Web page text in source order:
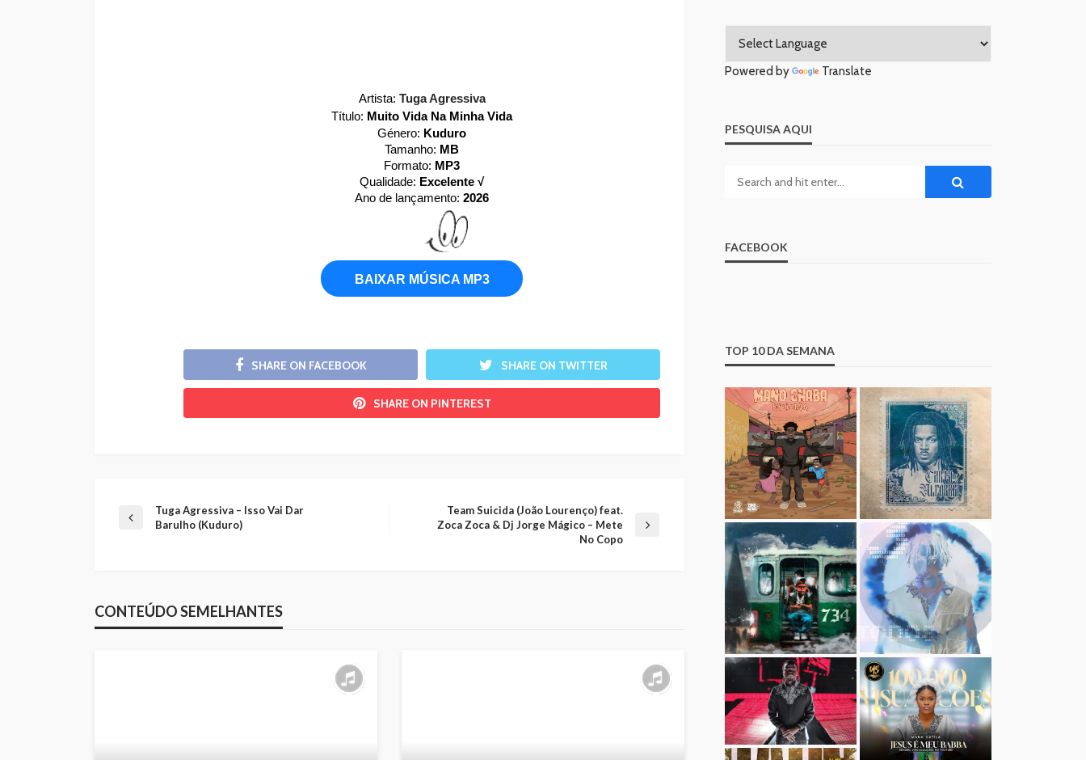
Artista: Tuga Agressiva
Título: Muito Vida Na Minha Vida
Género: Kuduro
Tamanho: MB
Formato: MP3
Qualidade: Excelente √
Ano de lançamento: 2026
BAIXAR MÚSICA MP3
SHARE ON FACEBOOK SHARE ON TWITTER
SHARE ON PINTEREST
Tuga Agressiva – Isso Vai Dar
Barulho (Kuduro)
Team Suicida (João Lourenço) feat.
Zoca Zoca & Dj Jorge Mágico – Mete
No Copo
CONTEÚDO SEMELHANTES
Powered by Translate
PESQUISA AQUI
FACEBOOK
TOP 10 DA SEMANA